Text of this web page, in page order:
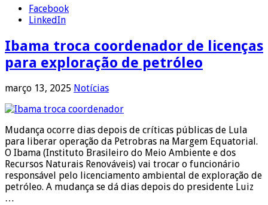
Facebook
LinkedIn
Ibama troca coordenador de licenças
para exploração de petróleo
março 13, 2025 Notícias
Mudança ocorre dias depois de críticas públicas de Lula
para liberar operação da Petrobras na Margem Equatorial.
O Ibama (Instituto Brasileiro do Meio Ambiente e dos
Recursos Naturais Renováveis) vai trocar o funcionário
responsável pelo licenciamento ambiental de exploração de
petróleo. A mudança se dá dias depois do presidente Luiz
…